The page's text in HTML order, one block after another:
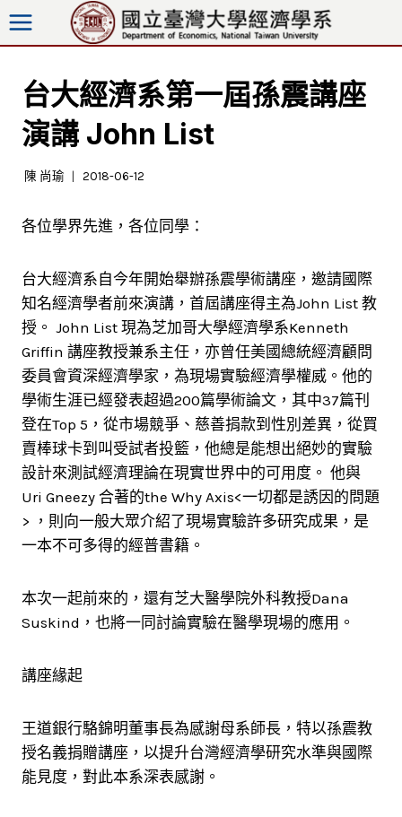
跳
至
台大經濟系第一屆孫震講座
演講 John List
陳 尚瑜 2018-06-12
各位學界先進，各位同學：
台大經濟系自今年開始舉辦孫震學術講座，邀請國際
知名經濟學者前來演講，首屆講座得主為John List 教
授。 John List 現為芝加哥大學經濟學系Kenneth
Griffin 講座教授兼系主任，亦曾任美國總統經濟顧問
委員會資深經濟學家，為現場實驗經濟學權威。他的
學術生涯已經發表超過200篇學術論文，其中37篇刊
登在Top 5，從市場競爭、慈善捐款到性別差異，從買
賣棒球卡到叫受試者投籃，他總是能想出絕妙的實驗
設計來測試經濟理論在現實世界中的可用度。 他與
Uri Gneezy 合著的the Why Axis<一切都是誘因的問題
> ，則向一般大眾介紹了現場實驗許多研究成果，是
一本不可多得的經普書籍。
本次一起前來的，還有芝大醫學院外科教授Dana
Suskind，也將一同討論實驗在醫學現場的應用。
講座緣起
王道銀行駱錦明董事長為感謝母系師長，特以孫震教
授名義捐贈講座，以提升台灣經濟學研究水準與國際
能見度，對此本系深表感謝。